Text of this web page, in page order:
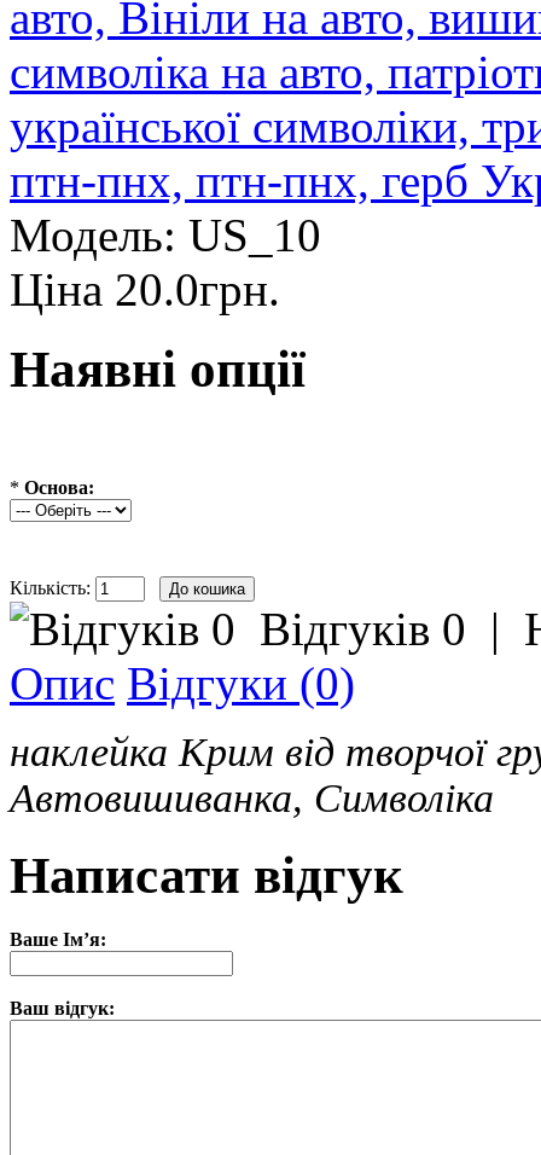
Модель: US_10
Ціна 20.0грн.
Наявні опції
* Основа:
Кількість:
Відгуків 0 |
Опис Відгуки (0)
наклейка Крим від творчої
Автовишиванка, Символіка
Написати відгук
Ваше Ім’я:
Ваш відгук: